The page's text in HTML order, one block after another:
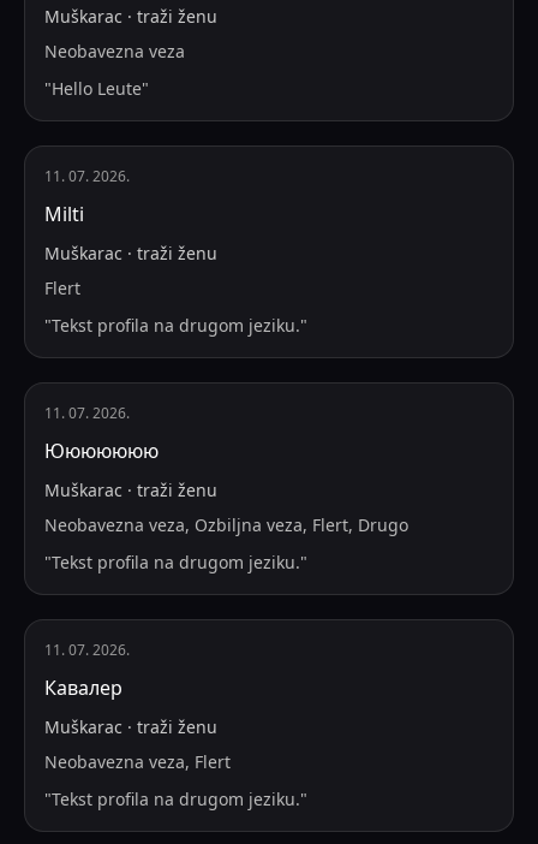
Muškarac · traži ženu
Neobavezna veza
"Hello Leute"
11. 07. 2026.
Milti
Muškarac · traži ženu
Flert
"Tekst profila na drugom jeziku."
11. 07. 2026.
Ююююююю
Muškarac · traži ženu
Neobavezna veza, Ozbiljna veza, Flert, Drugo
"Tekst profila na drugom jeziku."
11. 07. 2026.
Кавалер
Muškarac · traži ženu
Neobavezna veza, Flert
"Tekst profila na drugom jeziku."